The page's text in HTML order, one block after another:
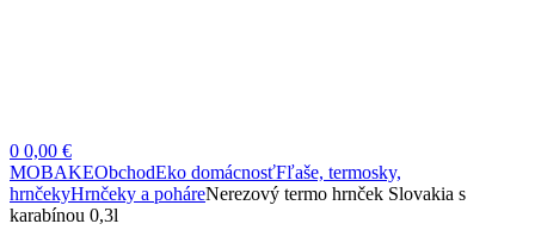
0 0,00 €
MOBAKEObchodEko domácnosťFľaše, termosky,
hrnčekyHrnčeky a poháreNerezový termo hrnček Slovakia s
karabínou 0,3l